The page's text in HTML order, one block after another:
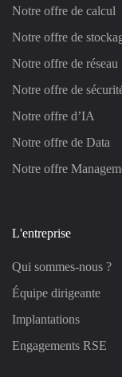
Notre offre de calcul
Notre offre de
Notre offre de réseau
Notre offre de
Notre offre d’IA
Notre offre de Data
Notre offre
L'entreprise
Qui sommes-nous ?
Équipe dirigeante
Implantations
Engagements RSE